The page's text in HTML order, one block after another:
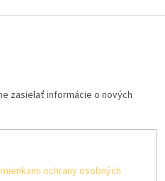
l
e
r
y
zasielať informácie o nových
ochrany osobných